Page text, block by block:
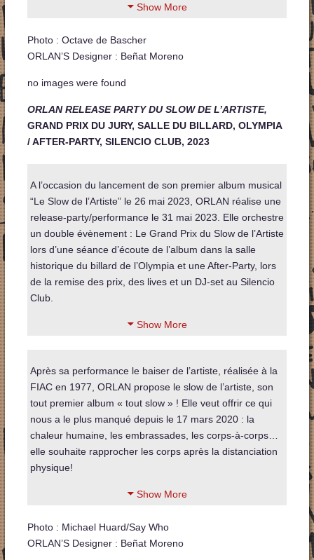
Show More
Photo : Octave de Bascher
ORLAN’S Designer : Beñat Moreno
no images were found
ORLAN RELEASE PARTY DU SLOW DE L’ARTISTE,
GRAND PRIX DU JURY, SALLE DU BILLARD, OLYMPIA
/ AFTER-PARTY, SILENCIO CLUB, 2023
A l’occasion du lancement de son premier album musical
“Le Slow de l’Artiste” le 26 mai 2023, ORLAN réalise une
release-party/performance le 31 mai 2023. Elle orchestre
un double évènement : Le Grand Prix du Slow de l’Artiste
lors d’une séance d’écoute de l’album dans la salle
historique du billard de l’Olympia et une After-Party, lors
de la remise des prix, des lives et un DJ-set au Silencio
Club.
Show More
Après sa performance le baiser de l’artiste, réalisée à la
FIAC en 1977, ORLAN propose le slow de l’artiste, son
tout premier album « tout slow » ! Elle veut offrir ce qui
nous a le plus manqué depuis le 17 mars 2020 : la
chaleur humaine, les embrassades, les corps-à-corps…
elle souhaite rapprocher les corps après la distanciation
physique!
Show More
Photo : Michael Huard/Say Who
ORLAN’S Designer : Beñat Moreno